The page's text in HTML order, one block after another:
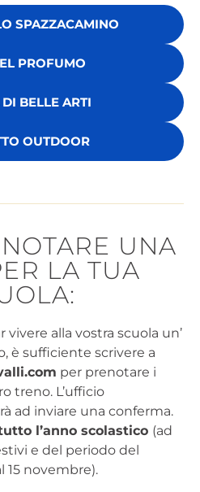
SPAZZACAMINO
PROFUMO
BELLE ARTI
OUTDOOR
UNA
LA TUA
vivere alla vostra scuola un’
è sufficiente scrivere a
per prenotare i
treno. L’ufficio
ad inviare una conferma.
l’anno scolastico (ad
e del periodo del
15 novembre).